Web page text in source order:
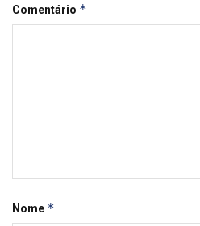
Comentário *
Nome *